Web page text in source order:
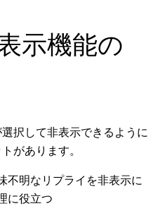
示機能の
択して非表示できるように
があります。
不明なリプライを非表示に
に役立つ